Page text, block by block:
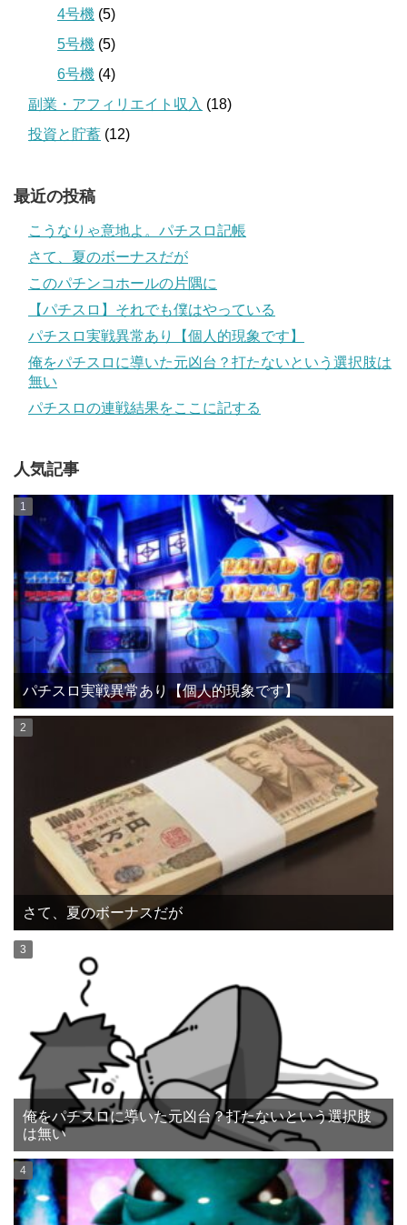
4号機 (5)
5号機 (5)
6号機 (4)
副業・アフィリエイト収入 (18)
投資と貯蓄 (12)
最近の投稿
こうなりゃ意地よ。パチスロ記帳
さて、夏のボーナスだが
このパチンコホールの片隅に
【パチスロ】それでも僕はやっている
パチスロ実戦異常あり【個人的現象です】
俺をパチスロに導いた元凶台？打たないという選択肢は
無い
パチスロの連戦結果をここに記する
人気記事
パチスロ実戦異常あり【個人的現象です】
さて、夏のボーナスだが
俺をパチスロに導いた元凶台？打たないという選択肢
は無い